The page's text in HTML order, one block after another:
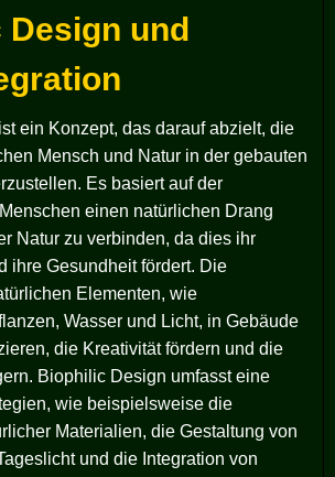
und
ein Konzept, das darauf abzielt, die
Mensch und Natur in der gebauten
Es basiert auf der
einen natürlichen Drang
Natur zu verbinden, da dies ihr
ihre Gesundheit fördert. Die
Elementen, wie
Wasser und Licht, in Gebäude
die Kreativität fördern und die
Biophilic Design umfasst eine
wie beispielsweise die
Materialien, die Gestaltung von
und die Integration von